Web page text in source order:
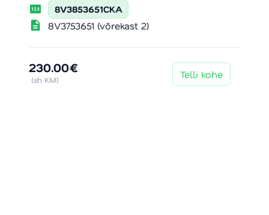
pin 8V3853651CKA
description 8V3753651 (võrekast 2)
230.00€
(sh KM) Telli kohe